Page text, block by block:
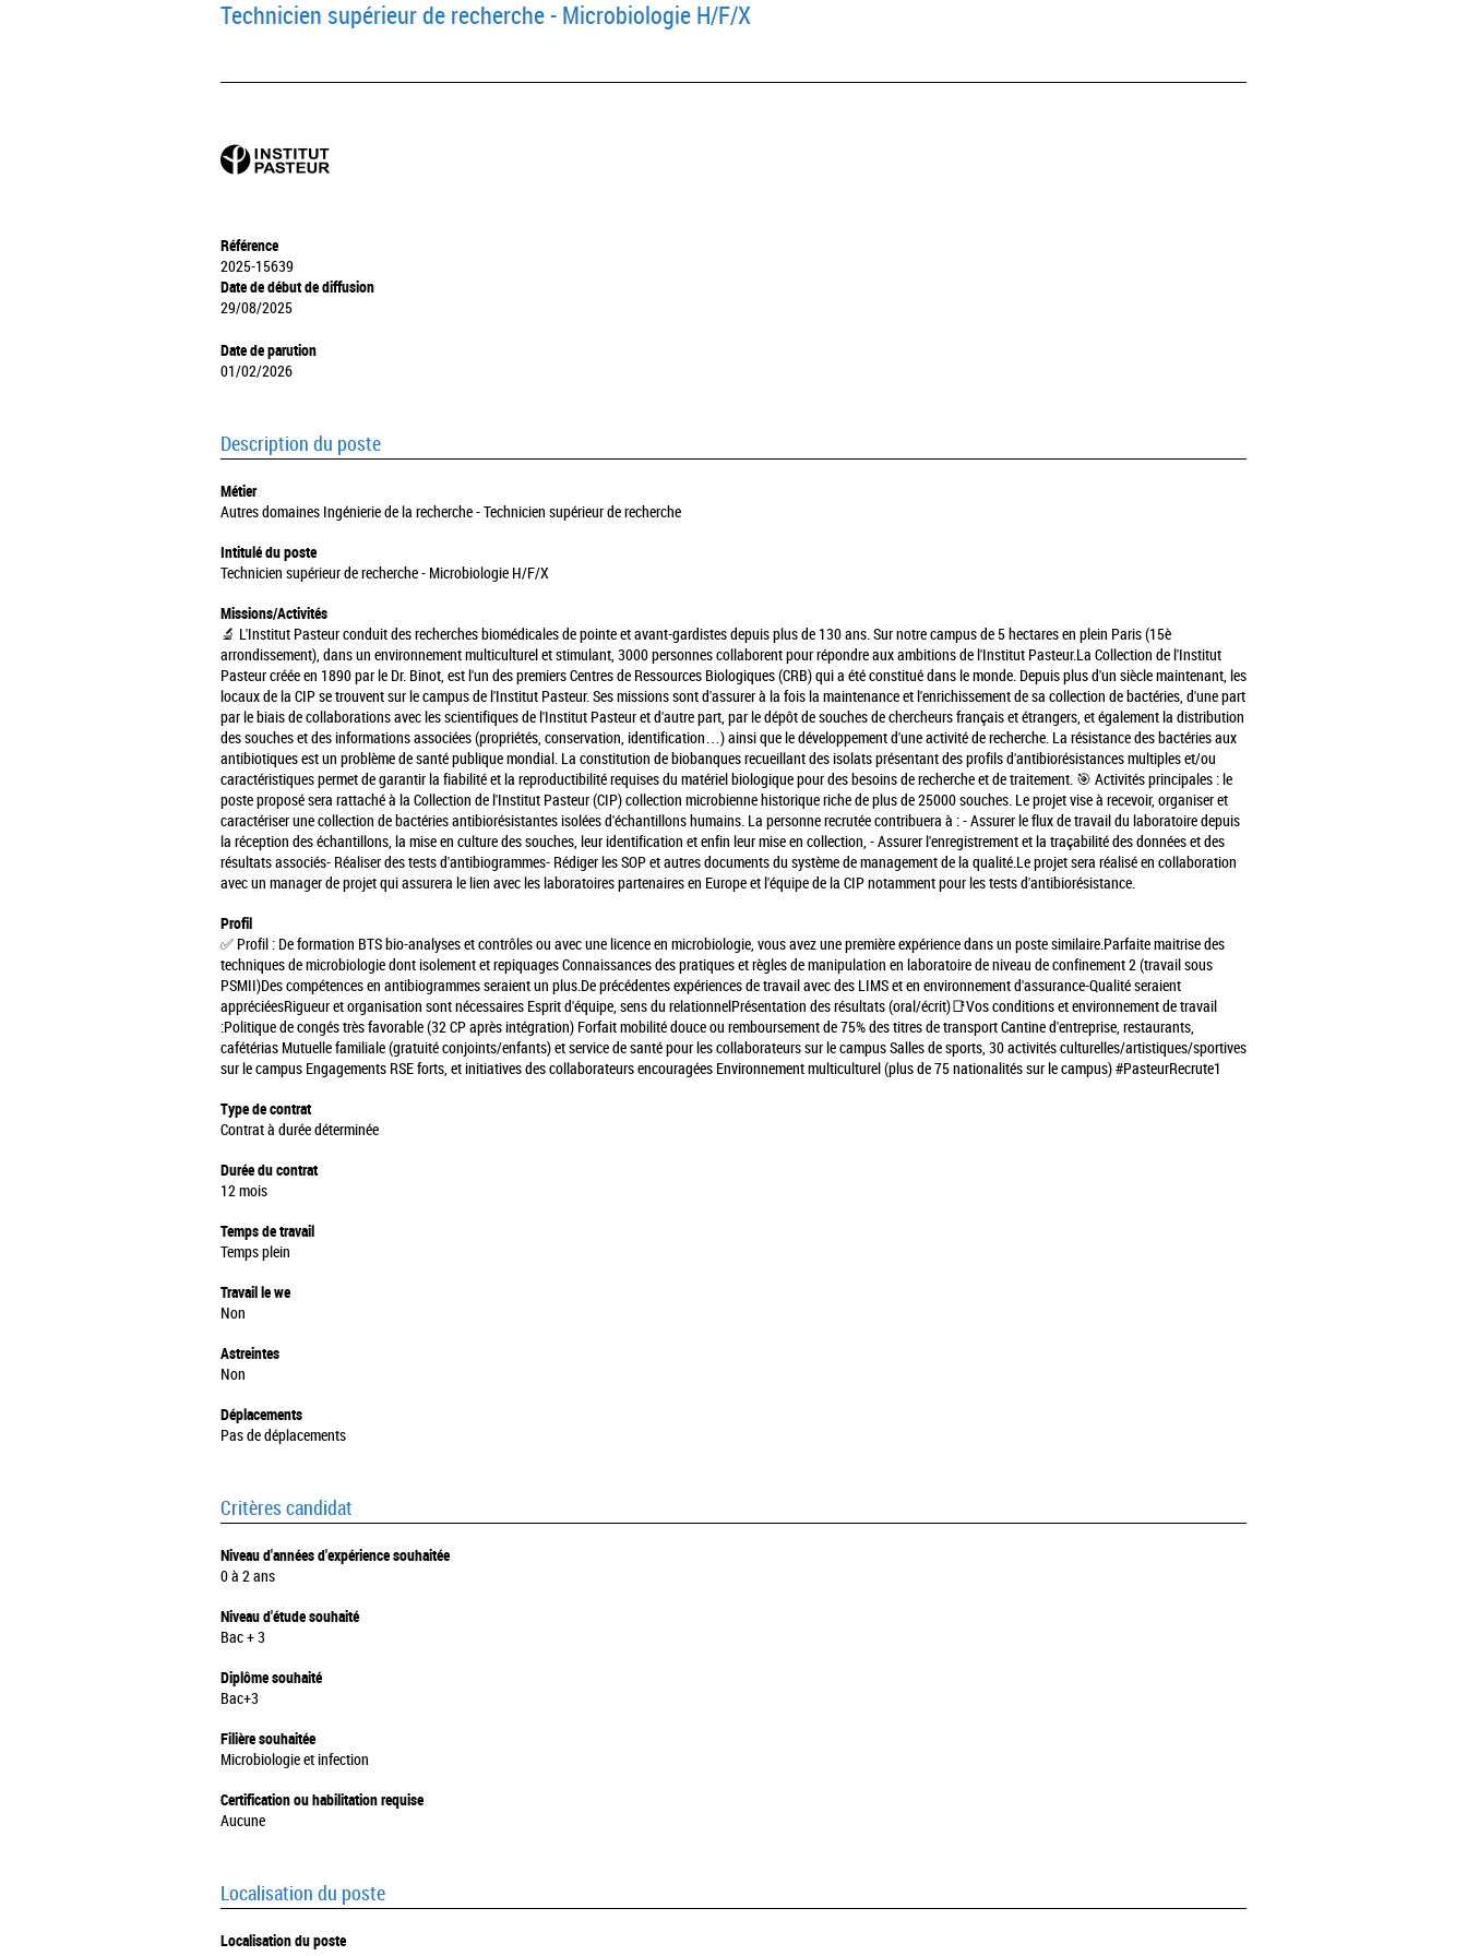
Technicien supérieur de recherche - Microbiologie H/F/X
Référence
2025-15639
Date de début de diffusion
29/08/2025
Date de parution
01/02/2026
Description du poste
Métier
Autres domaines Ingénierie de la recherche - Technicien supérieur de recherche
Intitulé du poste
Technicien supérieur de recherche - Microbiologie H/F/X
Missions/Activités
🔬 L'Institut Pasteur conduit des recherches biomédicales de pointe et avant-gardistes depuis plus de 130 ans.Sur notre campus de 5 hectares en plein Paris (15è
arrondissement), dans un environnement multiculturel et stimulant, 3000 personnes collaborent pour répondre aux ambitions de l'Institut Pasteur.La Collection de l'Institut
Pasteur créée en 1890 par le Dr. Binot, est l'un des premiers Centres de Ressources Biologiques (CRB) qui a été constitué dans le monde. Depuis plus d'un siècle maintenant, les
locaux de la CIP se trouvent sur le campus de l'Institut Pasteur. Ses missions sont d'assurer à la fois la maintenance et l'enrichissement de sa collection de bactéries, d'une part
par le biais de collaborations avec les scientifiques de l'Institut Pasteur et d'autre part, par le dépôt de souches de chercheurs français et étrangers, et également la distribution
des souches et des informations associées (propriétés, conservation, identification…) ainsi que le développement d'une activité de recherche. La résistance des bactéries aux
antibiotiques est un problème de santé publique mondial. La constitution de biobanques recueillant des isolats présentant des profils d'antibiorésistances multiples et/ou
caractéristiques permet de garantir la fiabilité et la reproductibilité requises du matériel biologique pour des besoins de recherche et de traitement. 🎯 Activités principales : le
poste proposé sera rattaché à la Collection de l'Institut Pasteur (CIP) collection microbienne historique riche de plus de 25000 souches. Le projet vise à recevoir, organiser et
caractériser une collection de bactéries antibiorésistantes isolées d'échantillons humains. La personne recrutée contribuera à :- Assurer le flux de travail du laboratoire depuis
la réception des échantillons, la mise en culture des souches, leur identification et enfin leur mise en collection, - Assurer l'enregistrement et la traçabilité des données et des
résultats associés- Réaliser des tests d'antibiogrammes- Rédiger les SOP et autres documents du système de management de la qualité.Le projet sera réalisé en collaboration
avec un manager de projet qui assurera le lien avec les laboratoires partenaires en Europe et l'équipe de la CIP notamment pour les tests d'antibiorésistance.
Profil
✅ Profil : De formation BTS bio-analyses et contrôles ou avec une licence en microbiologie, vous avez une première expérience dans un poste similaire.Parfaite maitrise des
techniques de microbiologie dont isolement et repiquagesConnaissances des pratiques et règles de manipulation en laboratoire de niveau de confinement 2 (travail sous
PSMII)Des compétences en antibiogrammes seraient un plus.De précédentes expériences de travail avec des LIMS et en environnement d'assurance-Qualité seraient
appréciéesRigueur et organisation sont nécessaires Esprit d'équipe, sens du relationnelPrésentation des résultats (oral/écrit)📑Vos conditions et environnement de travail
:Politique de congés très favorable (32 CP après intégration) Forfait mobilité douce ou remboursement de 75% des titres de transportCantine d'entreprise, restaurants,
cafétérias Mutuelle familiale (gratuité conjoints/enfants) et service de santé pour les collaborateurs sur le campusSalles de sports, 30 activités culturelles/artistiques/sportives
sur le campus Engagements RSE forts, et initiatives des collaborateurs encouragées Environnement multiculturel (plus de 75 nationalités sur le campus)#PasteurRecrute1
Type de contrat
Contrat à durée déterminée
Durée du contrat
12 mois
Temps de travail
Temps plein
Travail le we
Non
Astreintes
Non
Déplacements
Pas de déplacements
Critères candidat
Niveau d'années d'expérience souhaitée
0 à 2 ans
Niveau d'étude souhaité
Bac + 3
Diplôme souhaité
Bac+3
Filière souhaitée
Microbiologie et infection
Certification ou habilitation requise
Aucune
Localisation du poste
Localisation du poste